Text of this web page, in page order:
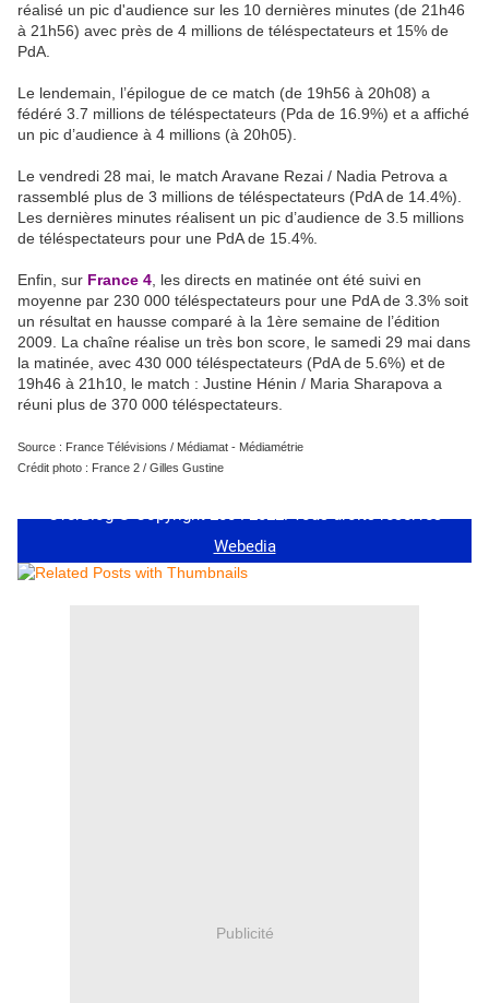
réalisé un pic d'audience sur les 10 dernières minutes (de 21h46
à 21h56) avec près de 4 millions de téléspectateurs et 15% de
PdA.
Le lendemain, l’épilogue de ce match (de 19h56 à 20h08) a
fédéré 3.7 millions de téléspectateurs (Pda de 16.9%) et a affiché
un pic d’audience à 4 millions (à 20h05).
Le vendredi 28 mai, le match Aravane Rezai / Nadia Petrova a
rassemblé plus de 3 millions de téléspectateurs (PdA de 14.4%).
Les dernières minutes réalisent un pic d’audience de 3.5 millions
de téléspectateurs pour une PdA de 15.4%.
Enfin, sur France 4 , les directs en matinée ont été suivi en
moyenne par 230 000 téléspectateurs pour une PdA de 3.3% soit
un résultat en hausse comparé à la 1ère semaine de l’édition
2009. La chaîne réalise un très bon score, le samedi 29 mai dans
la matinée, avec 430 000 téléspectateurs (PdA de 5.6%) et de
19h46 à 21h10, le match : Justine Hénin / Maria Sharapova a
réuni plus de 370 000 téléspectateurs.
Source : France Télévisions / Médiamat - Médiamétrie
Crédit photo : France 2 / Gilles Gustine
Publicité